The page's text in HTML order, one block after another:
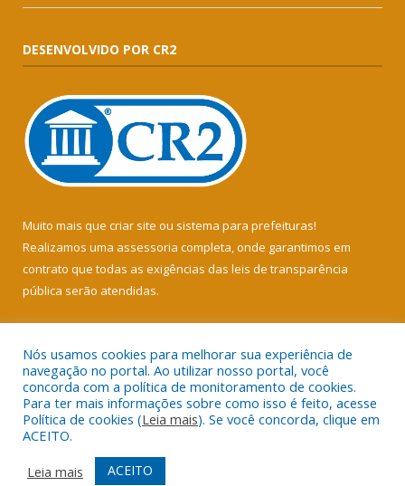
DESENVOLVIDO POR CR2
Muito mais que criar site ou sistema para prefeituras!
Realizamos uma assessoria completa, onde garantimos em
contrato que todas as exigências das leis de transparência
pública serão atendidas.
Todos os direitos reservados a Câmara Municipal de Soure.
Mapa do Site
Acessar Área Administrativa
Nós usamos cookies para melhorar sua experiência de
navegação no portal. Ao utilizar nosso portal, você
concorda com a política de monitoramento de cookies.
Para ter mais informações sobre como isso é feito, acesse
Política de cookies (Leia mais). Se você concorda, clique em
ACEITO.
Leia mais
ACEITO